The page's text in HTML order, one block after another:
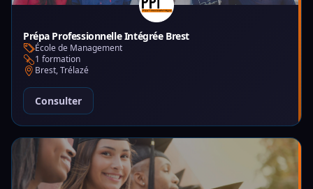
Prépa Professionnelle Intégrée Brest
École de Management
1 formation
Brest, Trélazé
Consulter